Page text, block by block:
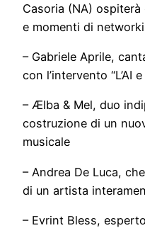
Casoria (NA)
e momenti di
– Gabriele Aprile,
con l’intervento “L’AI
– Ælba & Mel, duo
costruzione di un
musicale
– Andrea De Luca,
di un artista
– Evrint Bless,